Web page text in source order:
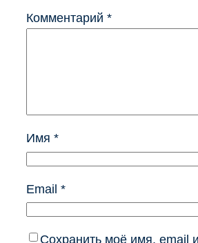
Комментарий *
Имя *
Email *
Сохранить моё имя, email